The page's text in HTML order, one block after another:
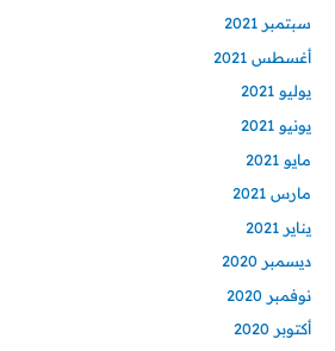
سبتمبر 2021
أغسطس 2021
يوليو 2021
يونيو 2021
مايو 2021
مارس 2021
يناير 2021
ديسمبر 2020
نوفمبر 2020
أكتوبر 2020